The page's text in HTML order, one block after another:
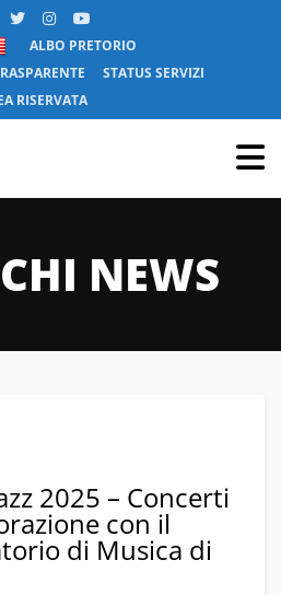
ALBO PRETORIO
STATUS SERVIZI
RISERVATA
NEWS
2025 – Concerti
con il
di Musica di